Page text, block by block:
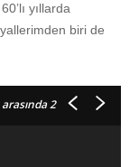
yıllarda
biri de
arasında 2